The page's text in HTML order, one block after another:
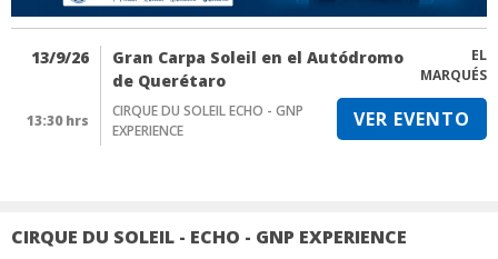
13/9/26
Gran Carpa Soleil en el Autódromo
de Querétaro
EL
MARQUÉS
13:30 hrs
CIRQUE DU SOLEIL ECHO - GNP
EXPERIENCE
VER EVENTO
CIRQUE DU SOLEIL - ECHO - GNP EXPERIENCE